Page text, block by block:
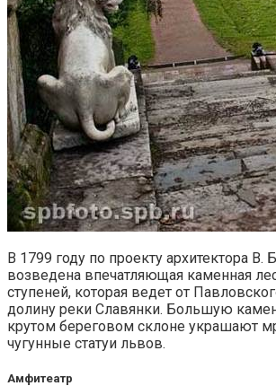
В 1799 году по проекту архитектора В.
возведена впечатляющая каменная
ступеней, которая ведет от
долину реки Славянки. Большую
крутом береговом склоне украшают
чугунные статуи львов.
Амфитеатр